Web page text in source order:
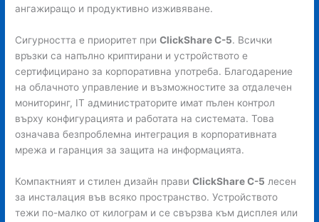
ангажиращо и продуктивно изживяване.
Сигурността е приоритет приClickShare C-5. Всички
връзки са напълно криптирани и устройството е
сертифицирано за корпоративна употреба. Благодарение
на облачното управление и възможностите за отдалечен
мониторинг, IT администраторите имат пълен контрол
върху конфигурацията и работата на системата. Това
означава безпроблемна интеграция в корпоративната
мрежа и гаранция за защита на информацията.
Компактният и стилен дизайн правиClickShare C-5 лесен
за инсталация във всяко пространство. Устройството
тежи по-малко от килограм и се свързва към дисплея или